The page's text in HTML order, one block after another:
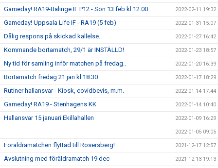
Gameday! RA19-Bälinge IF P12 - Sön 13 feb kl 12.00 2022-02-11 19:32
Gameday! Uppsala Life IF - RA19 (5 feb) 2022-01-31 15:07
Dålig respons på skickad kallelse.. 2022-01-27 16:42
Kommande bortamatch, 29/1 är INSTÄLLD! 2022-01-23 18:57
Ny tid för samling inför matchen på fredag.. 2022-01-20 16:39
Bortamatch fredag 21 jan kl 18.30 2022-01-17 18:29
Rutiner hallansvar - Kiosk, covidbevis, m.m. 2022-01-14 17:44
Gameday! RA19 - Stenhagens KK 2022-01-14 10:40
Hallansvar 15 januari Ekillahallen 2022-01-09 16:29
2022-01-05 09:05
Föräldramatchen flyttad till Rosersberg! 2021-12-17 12:57
Avslutning med föräldramatch 19 dec 2021-12-13 19:13